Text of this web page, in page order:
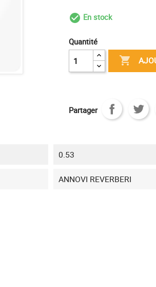
En stock
Quantité

Partager
0.53
ANNOVI REVERBERI